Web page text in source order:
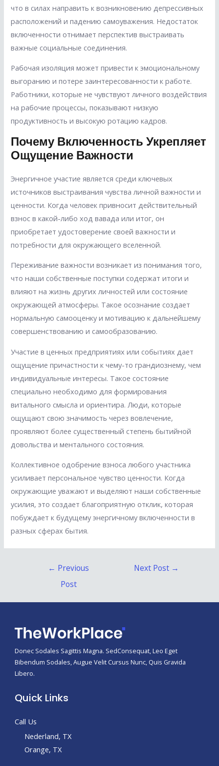
что в силах направить к возникновению депрессивных
расположений и падению самоуважения. Недостаток
включенности отнимает перспектив выстраивать
важные социальные соединения.
Рабочая изоляция может привести к эмоциональному
выгоранию и потере заинтересованности к работе.
Работники, которые не чувствуют личного воздействия
на рабочие процессы, показывают низкую
продуктивность и высокую ротацию кадров.
Почему Включенность Укрепляет
Ощущение Важности
Энергичное участие является среди ключевых
источников выстраивания чувства личной важности и
ценности. Когда человек привносит действительный
взнос в какой-либо ход вавада или итог, он
приобретает удостоверение своей важности и
потребности для окружающего вселенной.
Переживание важности возникает из понимания того,
что наши собственные поступки содержат итоги и
влияют на жизнь других личностей или состояние
окружающей атмосферы. Такое осознание создает
нормальную самооценку и мотивацию к дальнейшему
совершенствованию и самообразованию.
Участие в ценных предприятиях или событиях дает
ощущение причастности к чему-то грандиознему, чем
индивидуальные интересы. Такое состояние
специально необходимо для формирования
витального смысла и ориентира. Люди, которые
ощущают свою значимость через вовлечение,
проявляют более существенный степень бытийной
довольства и ментального состояния.
Коллективное одобрение взноса любого участника
усиливает персональное чувство ценности. Когда
окружающие уважают и выделяют наши собственные
усилия, это создает благоприятную отклик, которая
побуждает к будущему энергичному включенности в
разных сферах бытия.
← Previous
Post
Next Post →
Donec Sodales Sagittis Magna. SedConsequat, Leo Eget
Bibendum Sodales, Augue Velit Cursus Nunc, Quis Gravida
Libero.
Quick Links
Call Us
Nederland, TX
Orange, TX